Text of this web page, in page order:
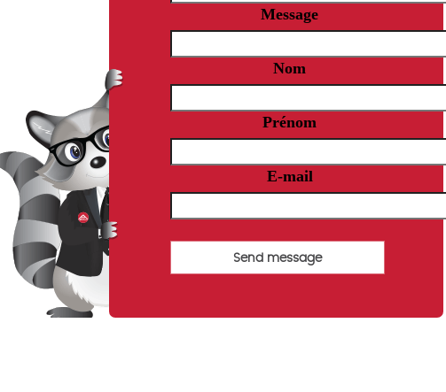
Message
Nom
Prénom
E-mail